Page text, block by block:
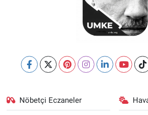
Nöbetçi Eczaneler